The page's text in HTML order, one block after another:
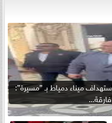
ميناء دمياط بـ ”مسيرة”: